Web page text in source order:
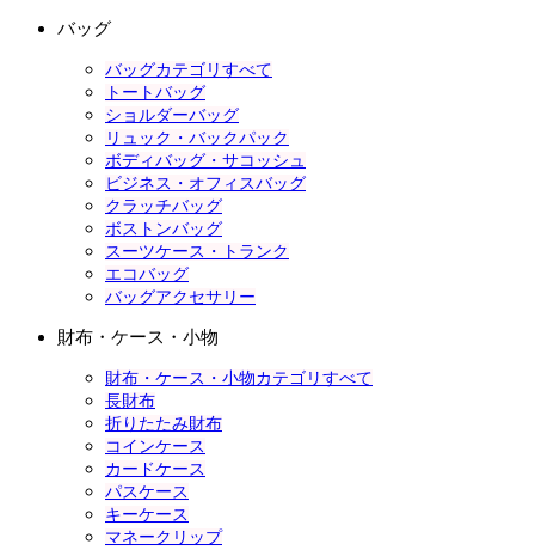
バッグ
バッグカテゴリすべて
トートバッグ
ショルダーバッグ
リュック・バックパック
ボディバッグ・サコッシュ
ビジネス・オフィスバッグ
クラッチバッグ
ボストンバッグ
スーツケース・トランク
エコバッグ
バッグアクセサリー
財布・ケース・小物
財布・ケース・小物カテゴリすべて
長財布
折りたたみ財布
コインケース
カードケース
パスケース
キーケース
マネークリップ